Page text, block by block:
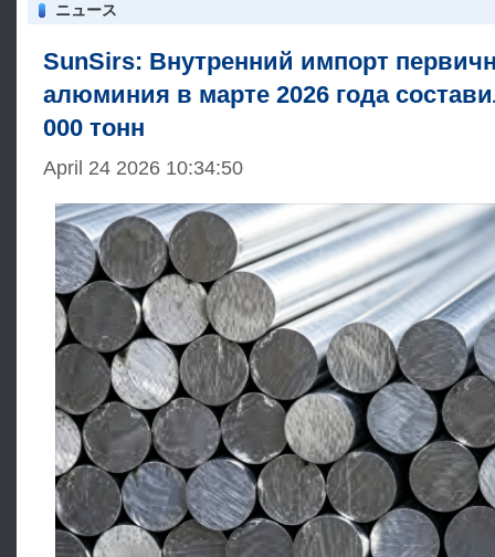
ニュース
SunSirs: Внутренний импорт
алюминия в марте 2026 года
000 тонн
April 24 2026 10:34:50